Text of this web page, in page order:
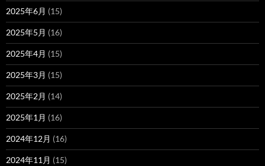
2025年6月 (15)
2025年5月 (16)
2025年4月 (15)
2025年3月 (15)
2025年2月 (14)
2025年1月 (16)
2024年12月 (16)
2024年11月 (15)